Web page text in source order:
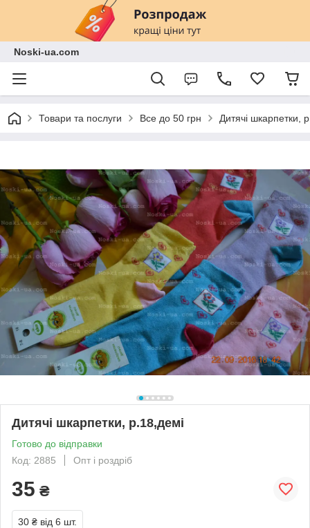
Noski-ua.com
Товари та послуги Все до 50 грн Дитячі шкарпетки,
Дитячі шкарпетки, р.18,демі
Готово до відправки
Код: 2885
Опт і роздріб
35 ₴
30 ₴ від 6 шт.